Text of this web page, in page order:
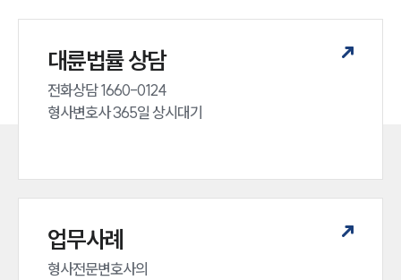
대륜법률 상담
전화상담 1660-0124
형사변호사 365일 상시대기
업무사례
형사전문변호사의